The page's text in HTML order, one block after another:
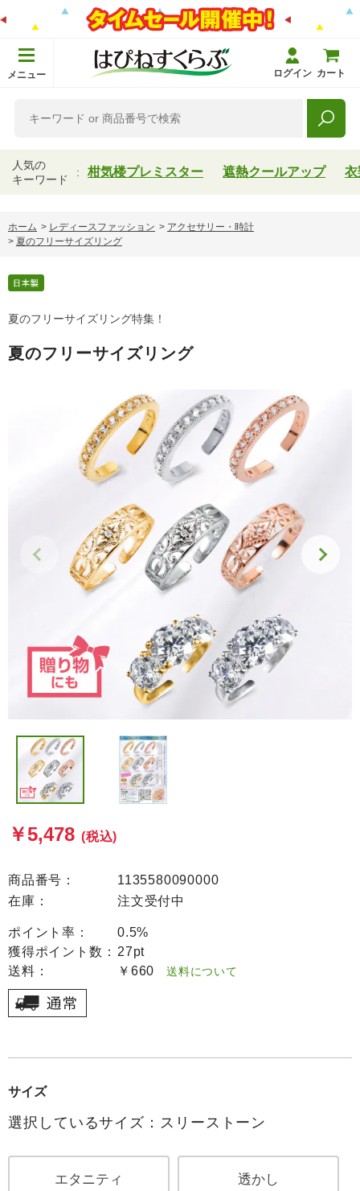
メニュー ログイン カート
人気の
キーワード
柑気楼プレミスター 遮熱クールアップ 衣
ホーム > レディースファッション > アクセサリー・時計
> 夏のフリーサイズリング
夏のフリーサイズリング特集！
夏のフリーサイズリング
￥5,478 (税込)
商品番号：
1135580090000
在庫：
注文受付中
ポイント率：
0.5%
獲得ポイント数： 27pt
送料：
￥660 送料について
サイズ
選択しているサイズ：スリーストーン
エタニティ 透かし